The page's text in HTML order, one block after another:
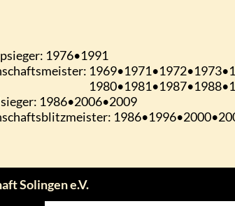
Solingen e.V.